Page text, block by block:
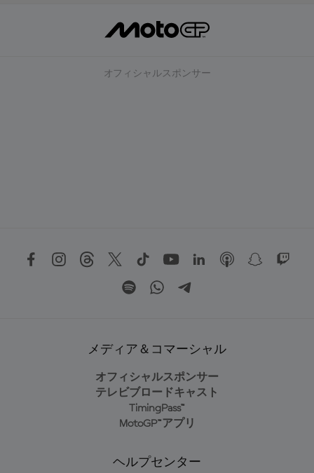
オフィシャルスポンサー
メディア＆コマーシャル
オフィシャルスポンサー
テレビブロードキャスト
TimingPass™
MotoGP™アプリ
ヘルプセンター